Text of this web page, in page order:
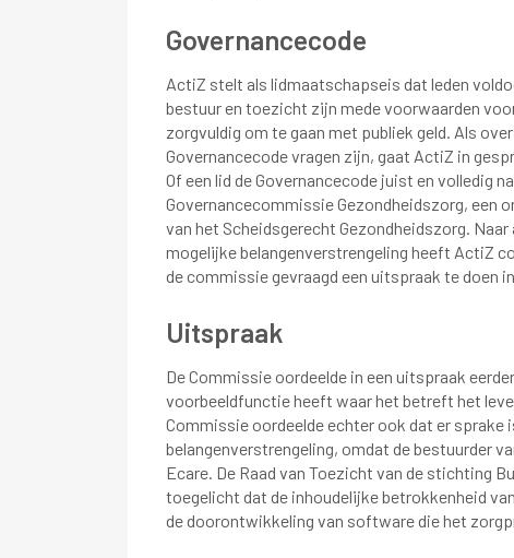
Governancecode
ActiZ stelt als lidmaatschapseis dat leden
bestuur en toezicht zijn mede voorwaarden
zorgvuldig om te gaan met publiek geld. Als
Governancecode vragen zijn, gaat ActiZ in
Of een lid de Governancecode juist en volledig
Governancecommissie Gezondheidszorg, een
van het Scheidsgerecht Gezondheidszorg.
mogelijke belangenverstrengeling heeft ActiZ
de commissie gevraagd een uitspraak te doen
Uitspraak
De Commissie oordeelde in een uitspraak
voorbeeldfunctie heeft waar het betreft het
Commissie oordeelde echter ook dat er sprake
belangenverstrengeling, omdat de bestuurder
Ecare. De Raad van Toezicht van de stichting
toegelicht dat de inhoudelijke betrokkenheid
de doorontwikkeling van software die het